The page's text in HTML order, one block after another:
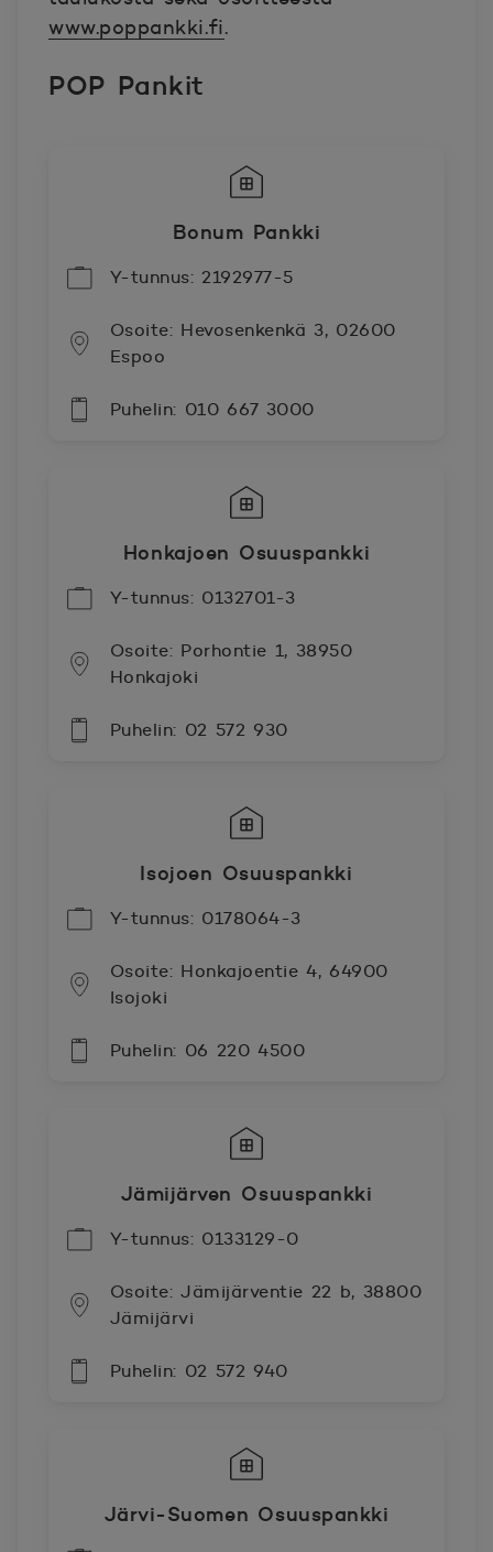
www.poppankki.fi.
POP Pankit
Bonum Pankki
Y-tunnus: 2192977-5
Osoite: Hevosenkenkä 3, 02600
Espoo
Puhelin: 010 667 3000
Honkajoen Osuuspankki
Y-tunnus: 0132701-3
Osoite: Porhontie 1, 38950
Honkajoki
Puhelin: 02 572 930
Isojoen Osuuspankki
Y-tunnus: 0178064-3
Osoite: Honkajoentie 4, 64900
Isojoki
Puhelin: 06 220 4500
Jämijärven Osuuspankki
Y-tunnus: 0133129-0
Osoite: Jämijärventie 22 b, 38800
Jämijärvi
Puhelin: 02 572 940
Järvi-Suomen Osuuspankki